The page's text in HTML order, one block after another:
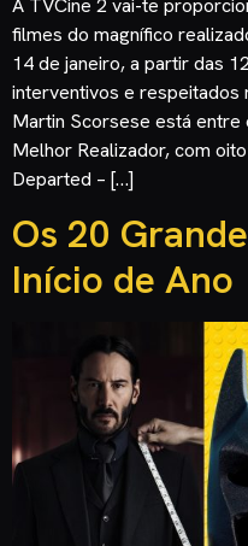
A TVCine 2 vai-te
filmes do magnífico
14 de janeiro, a partir das
interventivos e
Martin Scorsese está entre
Melhor Realizador, com
Departed – […]
Os 20
Início de Ano